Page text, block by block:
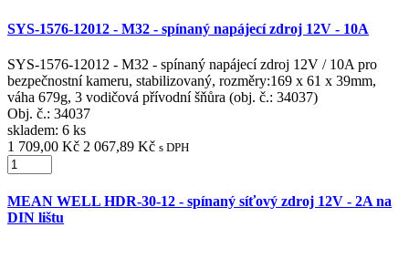
SYS-1576-12012 - M32 - spínaný napájecí zdroj 12V - 10A
SYS-1576-12012 - M32 - spínaný napájecí zdroj 12V / 10A pro
bezpečnostní kameru, stabilizovaný, rozměry:169 x 61 x 39mm,
váha 679g, 3 vodičová přívodní šňůra (obj. č.: 34037)
Obj. č.: 34037
skladem: 6 ks
1 709,00 Kč 2 067,89 Kč s DPH
MEAN WELL HDR-30-12 - spínaný síťový zdroj 12V - 2A na
DIN lištu